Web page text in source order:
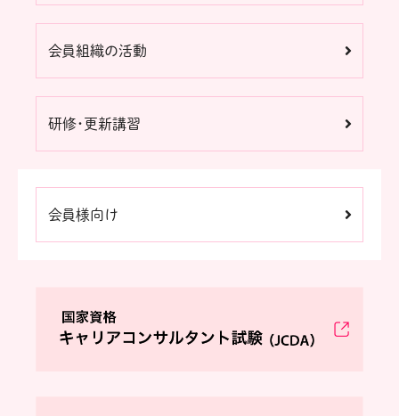
会員組織の活動
研修・更新講習
会員様向け